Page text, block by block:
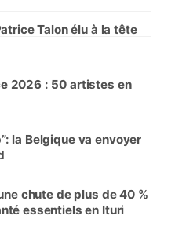
Talon élu à la tête
2026 : 50 artistes en
la Belgique va envoyer
chute de plus de 40 %
essentiels en Ituri